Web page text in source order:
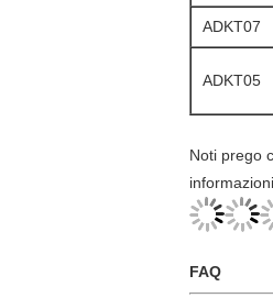
ADKT07
ADKT05
Noti prego
informazioni.
FAQ